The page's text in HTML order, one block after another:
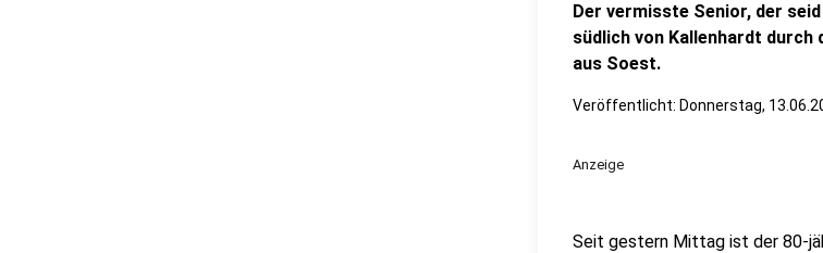
Der vermisste Senior, der
südlich von Kallenhardt
aus Soest.
Veröffentlicht: Donnerstag,
Anzeige
Seit gestern Mittag ist der 80-